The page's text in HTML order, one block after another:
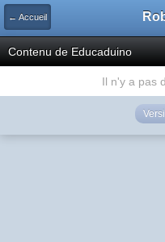
← Accueil
Contenu de Educaduino
Il n'y a pas